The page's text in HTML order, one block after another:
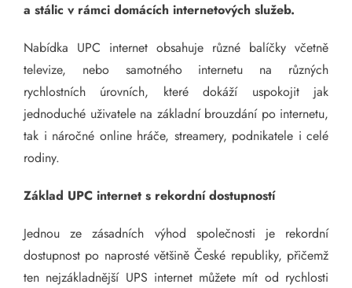
a stálic v rámci domácích internetových služeb.
Nabídka UPC internet obsahuje různé balíčky včetně
televize, nebo samotného internetu na různých
rychlostních úrovních, které dokáží uspokojit jak
jednoduché uživatele na základní brouzdání po internetu,
tak i náročné online hráče, streamery, podnikatele i celé
rodiny.
Základ UPC internet s rekordní dostupností
Jednou ze zásadních výhod společnosti je rekordní
dostupnost po naprosté většině České republiky, přičemž
ten nejzákladnější UPS internet můžete mít od rychlosti